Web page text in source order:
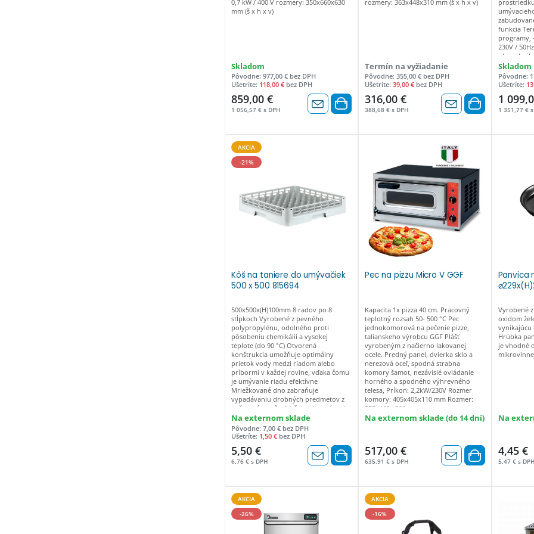
h - 22 / 32 / 48 Teplota oplachovej
0,7 kW / 400 V rozmery: 350x660x630
mm (š x h x v)
Skladom
Pôvodne: 977,00 € bez DPH
Ušetríte: 118,00 € bez DPH
859,00 €
1 056,57 € s DPH
rozmery: 363x448x310 mm (š x h x v)
Termín na vyžiadanie
Pôvodne: 355,00 € bez DPH
Ušetríte: 39,00 €bez DPH
316,00 €
388,68 € s DPH
funkcia
programy,
230V /
ohrev
1250W
tanku 9,5lt
spotreba
305mm
rozmer:
košík na
pre
inovatívne
riadené
Skladom
Pôvodne:
Ušetríte:
1
1 351,77 € s
AKCIA
-21%
Kôš na taniere do umývačiek
500 x 500 815694
500x500x(H)100mm 8 radov po 8
stĺpkoch Vyrobené z pevného
polypropylénu, odolného proti
pôsobeniu chemikálií a vysokej
teplote (do 90 °C) Otvorená
konštrukcia umožňuje optimálny
prietok vody medzi riadom alebo
príbormi v každej rovine, vďaka čomu
je umývanie riadu efektívne
Mriežkované dno zabraňuje
vypadávaniu drobných predmetov z
košov, zároveň uľahčuje ich umývanie
a sušenie Profilované držadlá uľahčujú
prepravu košov Možnosť stohovania
košov umožňuje ušetriť miesto
Na externom sklade
Pôvodne: 7,00 € bez DPH
Ušetríte: 1,50 € bez DPH
5,50 €
6,76 € s DPH
Pec na pizzu Micro V GGF
Kapacita 1x pizza 40 cm. Pracovný
teplotný rozsah 50- 500 °C Pec
jednokomorová na pečenie pizze,
talianskeho výrobcu GGF Plášť
vyrobeným z načierno lakovanej
ocele. Predný panel, dvierka sklo a
nerezová oceľ, spodná strabna
komory šamot, nezávislé ovládanie
horného a spodného výhrevného
telesa, Príkon: 2,2kW/230V Rozmer
komory: 405x405x110 mm Rozmer:
555x460x 290 mm
Na externom sklade (do 14 dní)
517,00 €
635,91 € s DPH
Panvica
Vyrobené
oxidom
vynikajúcu
Hrúbka
je vhodné
Na
4,45 €
5,47 € s DPH
AKCIA
-26%
AKCIA
-16%